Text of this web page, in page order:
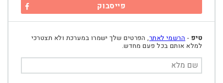
פייסבוק
טיפ - הרשמי לאתר, הפרטים שלך ישמרו במערכת ולא תצטרכי
למלא אותם בכל פעם מחדש.